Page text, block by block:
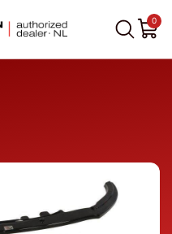
0